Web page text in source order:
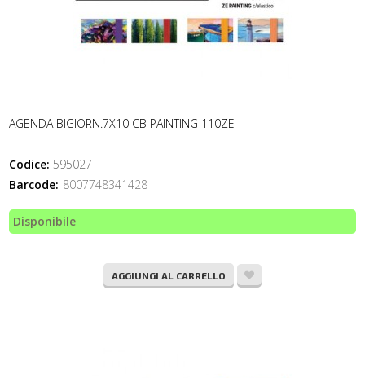
AGENDA BIGIORN.7X10 CB PAINTING 110ZE
Codice: 595027
Barcode: 8007748341428
Disponibile
AGGIUNGI AL CARRELLO